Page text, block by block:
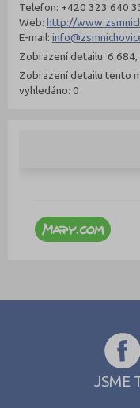
Telefon: +420 323 640
Web: http://
E-mail:
Zobrazení detailu: 6
Zobrazení detailu tento
vyhledáno: 0
JSME